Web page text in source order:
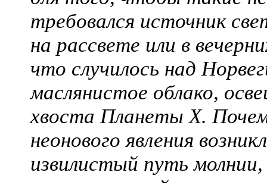
требовался источник
на рассвете или в
что случилось над
маслянистое облако,
хвоста Планеты X.
неонового явления
извилистый путь